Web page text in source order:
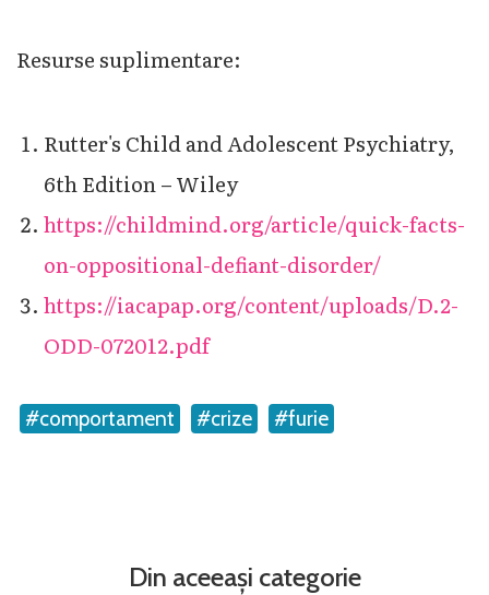
Resurse suplimentare:
Rutter's Child and Adolescent Psychiatry,
6th Edition – Wiley
https://childmind.org/article/quick-facts-
on-oppositional-defiant-disorder/
https://iacapap.org/content/uploads/D.2-
ODD-072012.pdf
#comportament #crize #furie
Din aceeași categorie